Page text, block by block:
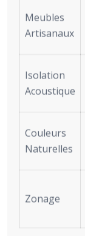
Meubles
Artisanaux
Isolation
Acoustique
Couleurs
Naturelles
Zonage